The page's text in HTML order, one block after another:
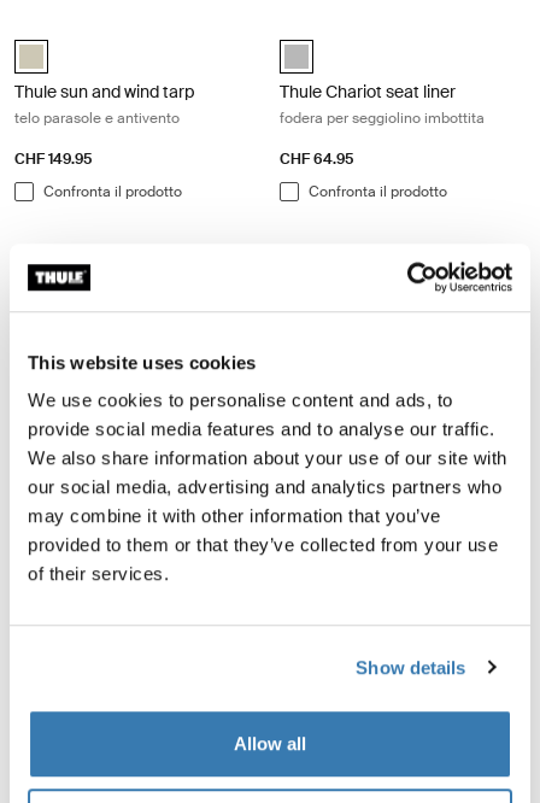
This website uses cookies
We use cookies to personalise content and ads, to
provide social media features and to analyse our traffic.
We also share information about your use of our site with
our social media, advertising and analytics partners who
may combine it with other information that you’ve
provided to them or that they’ve collected from your use
of their services.
Show details
Allow all
Thule sun and wind tarp Soft Beige (selected)
Thule sun and wind tarp
telo parasole e antivento
CHF 149.95
Confronta il prodotto
Thule Chariot seat liner Grigio
Thule Chariot seat liner
fodera per seggiolino imbottita
CHF 64.95
Confronta il prodotto
Thule Chariot travel bag borsa da viaggio Black
Thule Chariot travel bag Nero (selected)
borsa da viaggio
CHF 109.95
Confronta il prodotto
Thule Courier dog trailer kit kit
Thule Courier dog trailer kit Nero
CHF 69.95
Confronta il prodotto
Thule axle mount ezHitch™ plate piastra di montaggio dell'asse
Alu-Black (selected)
Thule axle mount ezHitch™
plate
Thule axle mount ezHitch™ cup
aluminium (selected)
Thule Chariot brake kit kit freno nero Black
Thule Chariot brake kit Nero (selected)
Thule ezHitch locking cable cavo
Thule ezHitch locking cable Nero